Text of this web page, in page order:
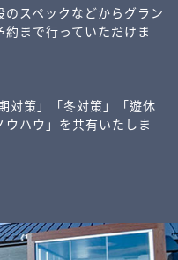
スペックなどからグラン
まで行っていただけま
対策」「冬対策」「遊休
ハウ」を共有いたしま